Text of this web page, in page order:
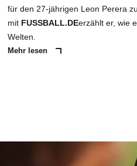
für den 27-jährigen Leon Perera
mit FUSSBALL.DEerzählt er, wie
Welten.
Mehr lesen